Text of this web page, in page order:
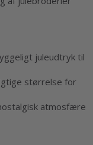
juleudtryk til
størrelse for
atmosfære